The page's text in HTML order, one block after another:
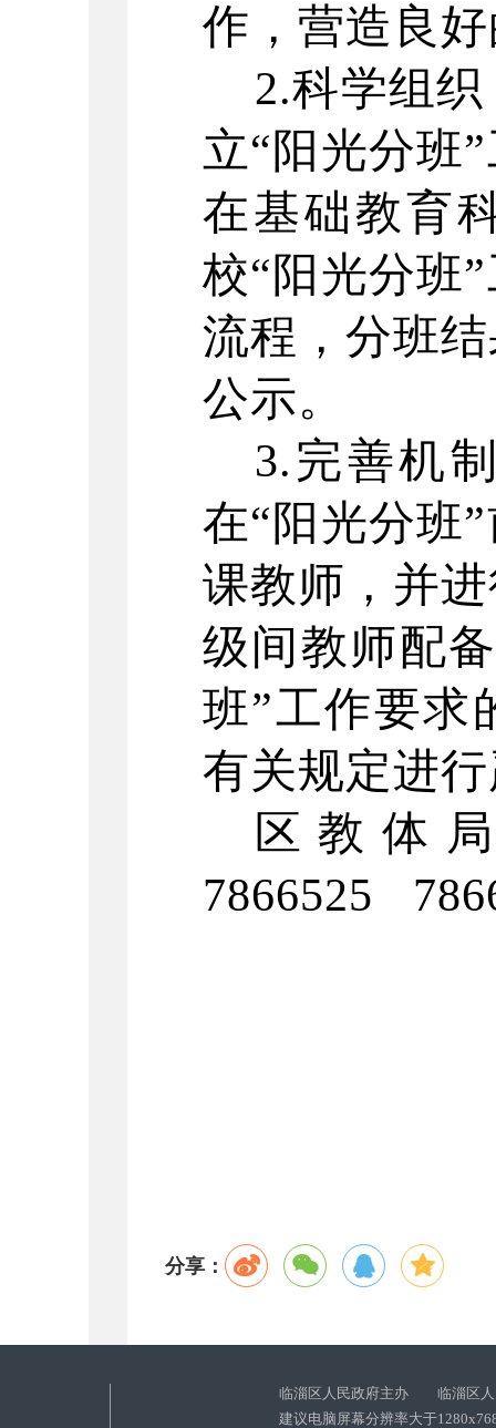
作，营造良
2.科学组
立“阳光分班
在基础教育
校“阳光分班
流程，分班
公示。
3.完善机
在“阳光分班
课教师，并
级间教师配
班”工作要求
有关规定进
区教体
7866525
分享：
临淄区人民政府主办 临淄区人
建议电脑屏幕分辨率大于